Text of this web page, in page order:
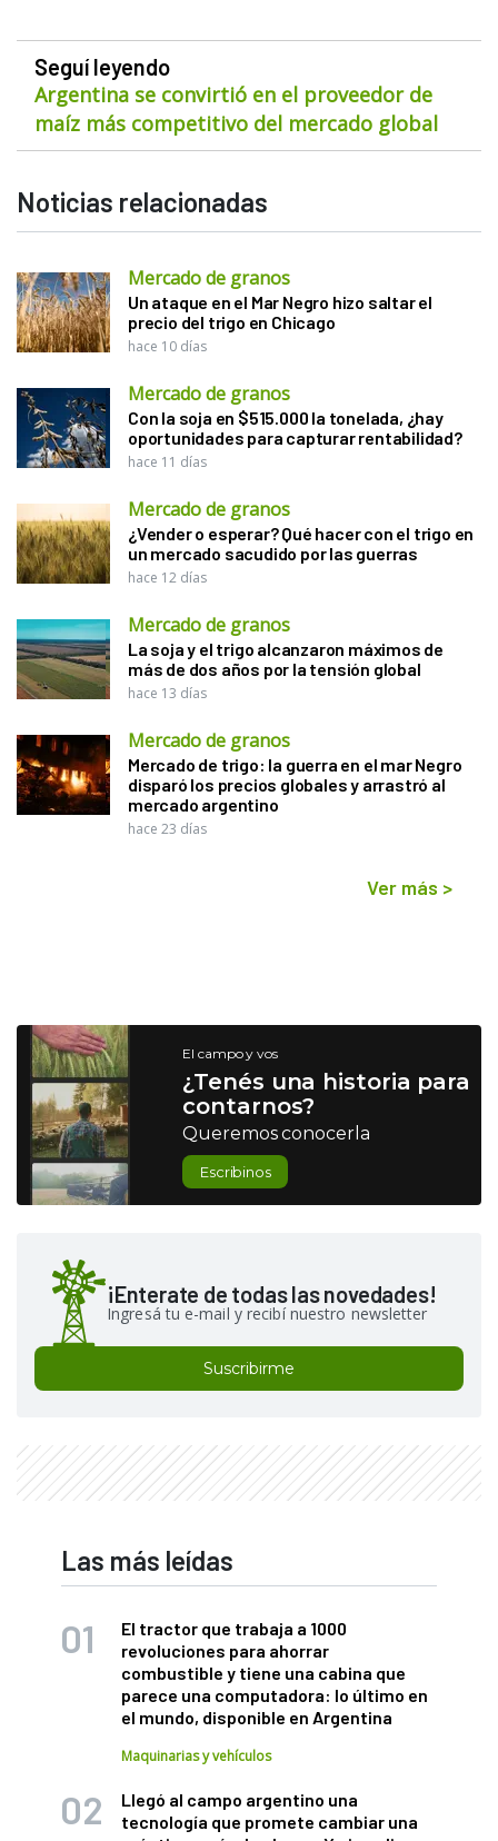
Seguí leyendo
Argentina se convirtió en el proveedor de
maíz más competitivo del mercado global
Noticias relacionadas
Mercado de granos
Un ataque en el Mar Negro hizo saltar el
precio del trigo en Chicago
hace 10 días
Mercado de granos
Con la soja en $515.000 la tonelada, ¿hay
oportunidades para capturar rentabilidad?
hace 11 días
Mercado de granos
¿Vender o esperar? Qué hacer con el trigo en
un mercado sacudido por las guerras
hace 12 días
Mercado de granos
La soja y el trigo alcanzaron máximos de
más de dos años por la tensión global
hace 13 días
Mercado de granos
Mercado de trigo: la guerra en el mar Negro
disparó los precios globales y arrastró al
mercado argentino
hace 23 días
Ver más >
El campo y vos
¿Tenés una historia para
contarnos?
Queremos conocerla
Escribinos
¡Enterate de todas las novedades!
Ingresá tu e-mail y recibí nuestro newsletter
Suscribirme
Las más leídas
El tractor que trabaja a 1000
revoluciones para ahorrar
combustible y tiene una cabina que
parece una computadora: lo último en
el mundo, disponible en Argentina
Maquinarias y vehículos
Llegó al campo argentino una
tecnología que promete cambiar una